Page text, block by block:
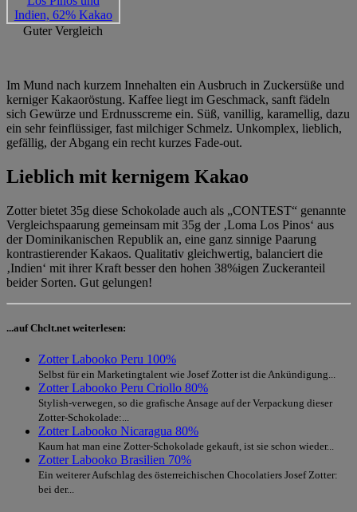
Guter Vergleich
Im Mund nach kurzem Innehalten ein Ausbruch in Zuckersüße und
kerniger Kakaoröstung. Kaffee liegt im Geschmack, sanft fädeln
sich Gewürze und Erdnusscreme ein. Süß, vanillig, karamellig, dazu
ein sehr feinflüssiger, fast milchiger Schmelz. Unkomplex, lieblich,
gefällig, der Abgang ein recht kurzes Fade-out.
Lieblich mit kernigem Kakao
Zotter bietet 35g diese Schokolade auch als „CONTEST“ genannte
Vergleichspaarung gemeinsam mit 35g der ‚Loma Los Pinos‘ aus
der Dominikanischen Republik an, eine ganz sinnige Paarung
kontrastierender Kakaos. Qualitativ gleichwertig, balanciert die
‚Indien‘ mit ihrer Kraft besser den hohen 38%igen Zuckeranteil
beider Sorten. Gut gelungen!
...auf Chclt.net weiterlesen:
Zotter Labooko Peru 100%
Selbst für ein Marketingtalent wie Josef Zotter ist die Ankündigung...
Zotter Labooko Peru Criollo 80%
Stylish-verwegen, so die grafische Ansage auf der Verpackung dieser
Zotter-Schokolade:...
Zotter Labooko Nicaragua 80%
Kaum hat man eine Zotter-Schokolade gekauft, ist sie schon wieder...
Zotter Labooko Brasilien 70%
Ein weiterer Aufschlag des österreichischen Chocolatiers Josef Zotter:
bei der...